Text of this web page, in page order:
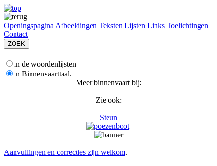
Openingspagina Afbeeldingen Teksten Lijsten Links Toelichtingen
Contact
in de woordenlijsten.
in Binnenvaarttaal.
Meer binnenvaart bij:
Zie ook:
Steun
Aanvullingen en correcties zijn welkom.